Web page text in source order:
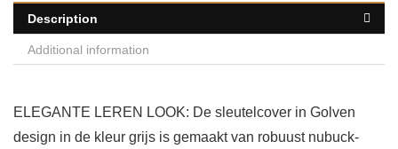
Description
Additional information
ELEGANTE LEREN LOOK: De sleutelcover in Golven
design in de kleur grijs is gemaakt van robuust nubuck-